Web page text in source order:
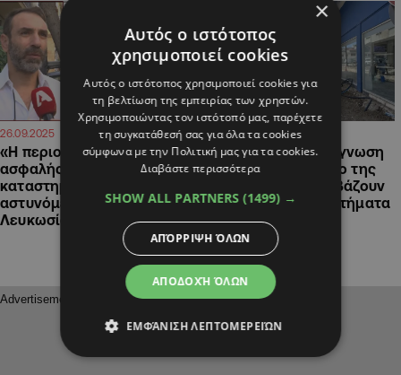
26.09.2025
«Η περιοχή είναι
ασφαλής»: Τι λένε
καταστηματάρχες για την
αστυνόμευση στην παλιά
Λευκωσία
15.05.2025 12:11
BINTEO&ΦΩΤΟ: Απόγνωση
στο εμπορικό κέντρο της
Λάρνακας, τα έργα βάζουν
«λουκέτο» σε καταστήματα
×
Αυτός ο ιστότοπος
χρησιμοποιεί cookies
Αυτός ο ιστότοπος χρησιμοποιεί cookies για
τη βελτίωση της εμπειρίας των χρηστών.
Χρησιμοποιώντας τον ιστότοπό μας, παρέχετε
τη συγκατάθεσή σας για όλα τα cookies
σύμφωνα με την Πολιτική μας για τα cookies.
Διαβάστε περισσότερα
SHOW ALL PARTNERS (1499) →
ΑΠΟΔΟΧΉ ΌΛΩΝ
ΑΠΌΡΡΙΨΗ ΌΛΩΝ
ΕΜΦΆΝΙΣΗ ΛΕΠΤΟΜΕΡΕΙΏΝ